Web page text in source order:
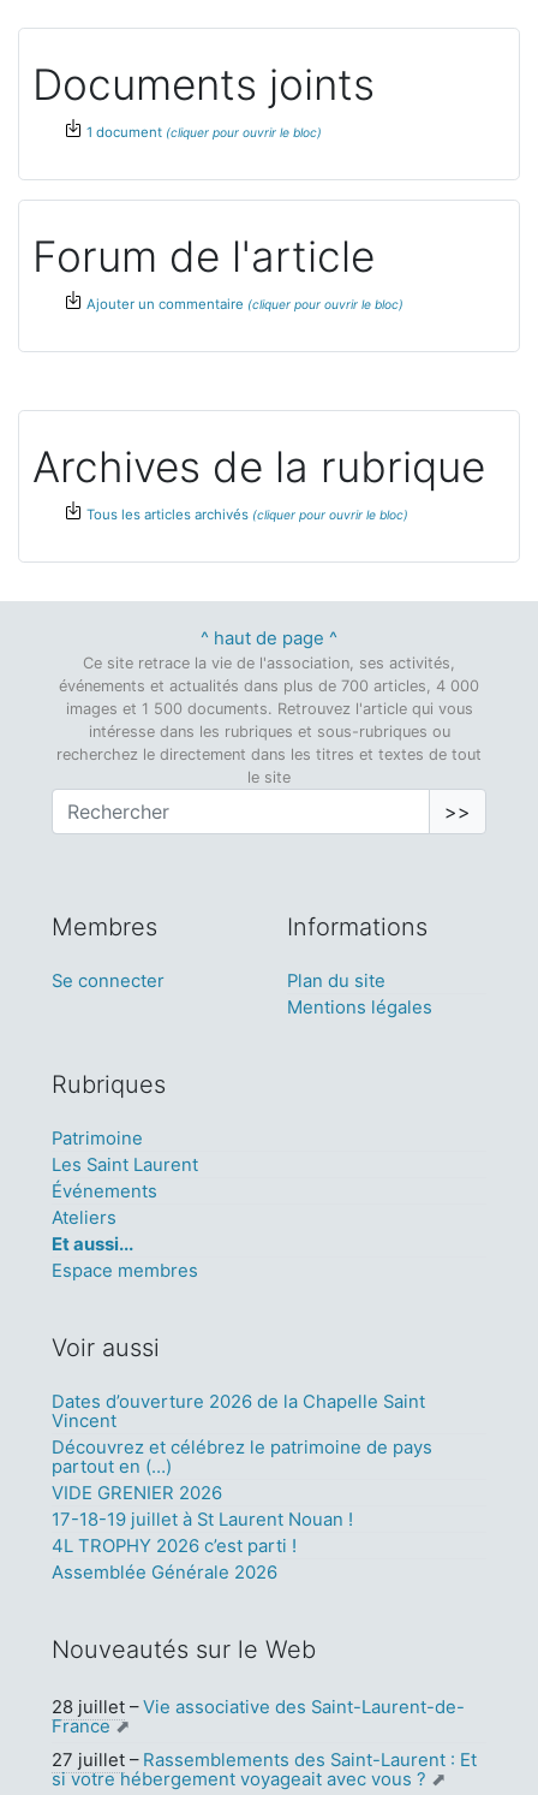
Documents joints
1 document
Forum de l'article
Ajouter un commentaire
Archives de la rubrique
Tous les articles archivés
^ haut de page ^
Ce site retrace la vie de l'association, ses activités,
événements et actualités dans plus de 700 articles, 4 000
images et 1 500 documents. Retrouvez l'article qui vous
intéresse dans les rubriques et sous-rubriques ou
recherchez le directement dans les titres et textes de tout
le site
>>
Membres
Se connecter
Informations
Plan du site
Mentions légales
Rubriques
Patrimoine
Les Saint Laurent
Événements
Ateliers
Et aussi...
Espace membres
Voir aussi
Dates d’ouverture 2026 de la Chapelle Saint
Vincent
Découvrez et célébrez le patrimoine de pays
partout en (…)
VIDE GRENIER 2026
17-18-19 juillet à St Laurent Nouan !
4L TROPHY 2026 c’est parti !
Assemblée Générale 2026
Nouveautés sur le Web
28 juillet –Vie associative des Saint-Laurent-de-
France
27 juillet – Rassemblements des Saint-Laurent : Et
si votre hébergement voyageait avec vous ?